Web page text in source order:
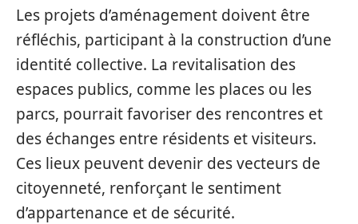
Les projets d’aménagement doivent être
réfléchis, participant à la construction d’une
identité collective. La revitalisation des
espaces publics, comme les places ou les
parcs, pourrait favoriser des rencontres et
des échanges entre résidents et visiteurs.
Ces lieux peuvent devenir des vecteurs de
citoyenneté, renforçant le sentiment
d’appartenance et de sécurité.